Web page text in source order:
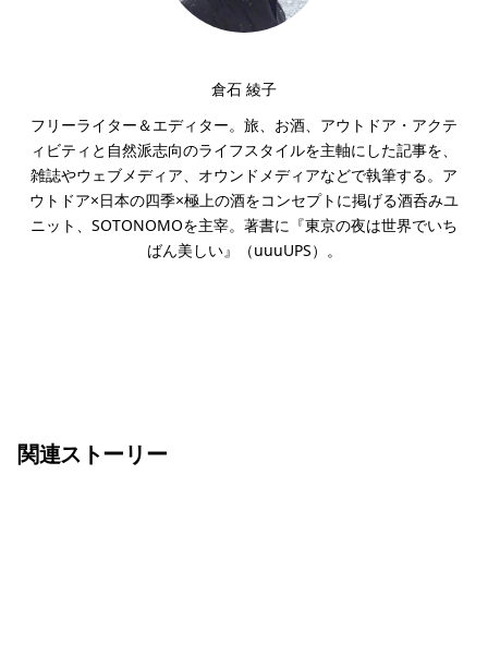
倉石 綾子
フリーライター＆エディター。旅、お酒、アウトドア・アクテ
ィビティと自然派志向のライフスタイルを主軸にした記事を、
雑誌やウェブメディア、オウンドメディアなどで執筆する。ア
ウトドア×日本の四季×極上の酒をコンセプトに掲げる酒呑みユ
ニット、SOTONOMOを主宰。著書に『東京の夜は世界でいち
ばん美しい』（uuuUPS）。
関連ストーリー